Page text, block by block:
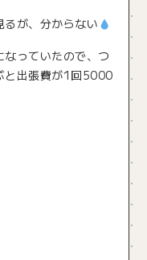
が、分からない
っていたので、つ
と出張費が1回5000